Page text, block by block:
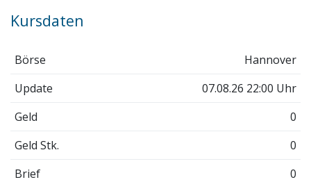
Kursdaten
Börse
Hannover
Update
07.08.26 22:00 Uhr
Geld
0
Geld Stk.
0
Brief
0